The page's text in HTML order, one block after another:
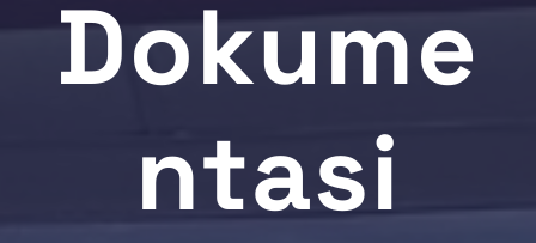
Dokume
Ntasi